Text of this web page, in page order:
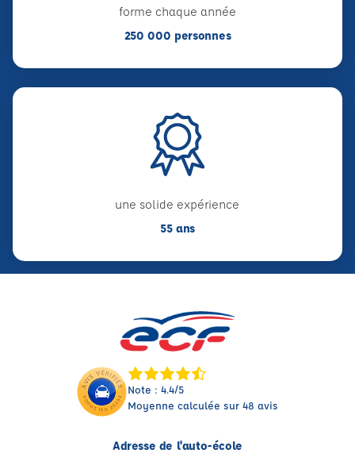
forme chaque année
250 000 personnes
une solide expérience
55 ans
Note : 4.4/5
Moyenne calculée sur 48 avis
Adresse de l'auto-école